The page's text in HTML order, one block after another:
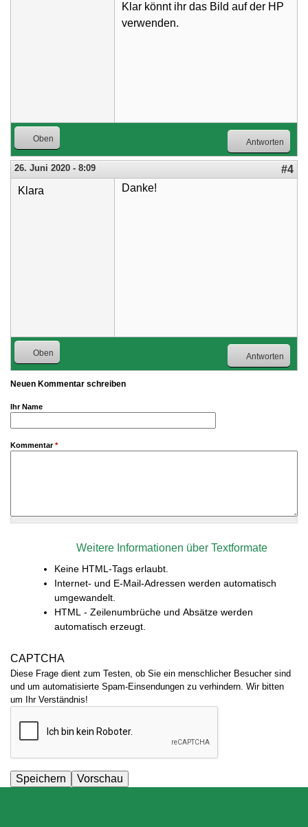
Klar könnt ihr das Bild auf der HP
verwenden.
Oben Antworten
26. Juni 2020 - 8:09
#4
Klara
Danke!
Oben Antworten
Neuen Kommentar schreiben
Ihr Name
Kommentar*
Weitere Informationen über Textformate
Keine HTML-Tags erlaubt.
Internet- und E-Mail-Adressen werden automatisch
umgewandelt.
HTML - Zeilenumbrüche und Absätze werden
automatisch erzeugt.
CAPTCHA
Diese Frage dient zum Testen, ob Sie ein menschlicher Besucher sind
und um automatisierte Spam-Einsendungen zu verhindern. Wir bitten
um Ihr Verständnis!